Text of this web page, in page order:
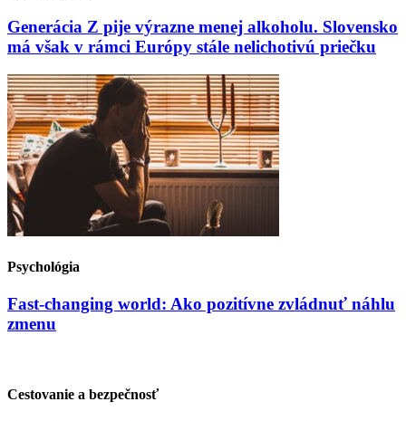
Generácia Z pije výrazne menej alkoholu. Slovensko
má však v rámci Európy stále nelichotivú priečku
Psychológia
Fast-changing world: Ako pozitívne zvládnuť náhlu
zmenu
Cestovanie a bezpečnosť